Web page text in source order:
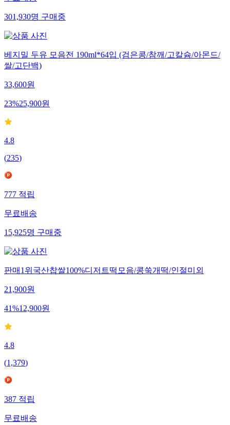
301,930명구매중
베지밀 두유 모음전 190ml*64입 (검은콩/참깨/고칼슘/아몬드/
쌀/고단백)
33,600원
23%25,900원
4.8
(235)
777적립
무료배송
15,925명구매중
판매1위국산찹쌀100%디저트떡모음/콩쑥개떡/인절미외
21,900원
41%12,900원
4.8
(1,379)
387적립
무료배송